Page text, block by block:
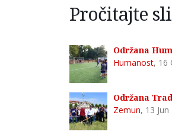
Pročitajte
Održana
Humanost, 16
Održana
Zemun, 13